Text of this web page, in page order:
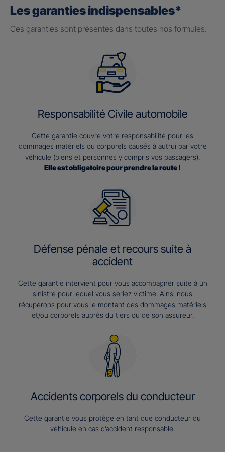
Les garanties indispensables*
Ces garanties sont présentes dans toutes nos formules.
Responsabilité Civile automobile
Cette garantie couvre votre responsabilité pour les
dommages matériels ou corporels causés à autrui par votre
véhicule (biens et personnes y compris vos passagers).
Elle est obligatoire pour prendre la route !
Défense pénale et recours suite à
accident
Cette garantie intervient pour vous accompagner suite à un
sinistre pour lequel vous seriez victime. Ainsi nous
récupérons pour vous le montant des dommages matériels
et/ou corporels auprès du tiers ou de son assureur.
Accidents corporels du conducteur
Cette garantie vous protège en tant que conducteur du
véhicule en cas d’accident responsable.